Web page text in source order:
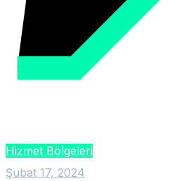
Hizmet Bölgeleri
Şubat 17, 2024